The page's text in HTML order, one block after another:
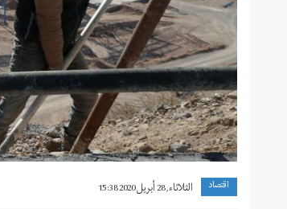
اقتصاد الثلاثاء, 28 أبريل 2020 15:38